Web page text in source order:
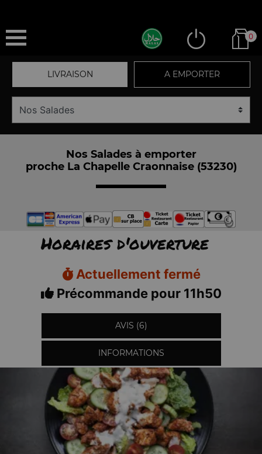
0
LIVRAISON A EMPORTER
Nos Salades à emporter
proche La Chapelle Craonnaise (53230)
Horaires d'ouverture
Actuellement fermé
Précommande pour 11h50
AVIS (6)
INFORMATIONS